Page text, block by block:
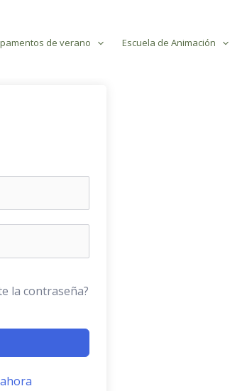
de verano Escuela de Animación
la contraseña?